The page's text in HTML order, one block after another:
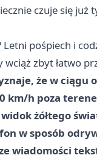
czuje się
Letni pośpiech i
wciąż zbyt łatwo
że w ciągu
km/h poza
żółtego
w sposób
wiadomości